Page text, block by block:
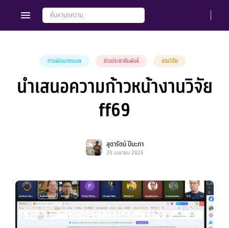
การพัฒนาตนเอง ข่าวประชาสัมพันธ์ งานวิจัย
นำเสนอความก้าวหน้างานวิจัย
ff69
สุดารัตน์ ปีนะภา
20 เมษายน 2026
Members Groups